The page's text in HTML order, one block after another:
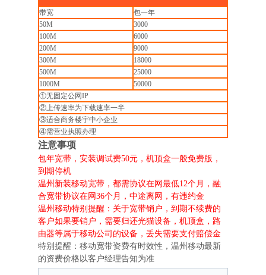
带宽
包一年
50M
3000
100M
6000
200M
9000
300M
18000
500M
25000
1000M
50000
①无固定公网IP
②上传速率为下载速率一半
③适合商务楼宇中小企业
④需营业执照办理
注意事项
包年宽带，安装调试费50元，机顶盒一般免费版，
到期停机
温州新装移动宽带，都需协议在网最低12个月，融
合宽带协议在网36个月，中途离网，有违约金
温州移动特别提醒：关于宽带销户，到期不续费的
客户如果要销户，需要归还光猫设备，机顶盒，路
由器等属于移动公司的设备，丢失需要支付赔偿金
特别提醒：移动宽带资费有时效性，温州移动最新
的资费价格以客户经理告知为准